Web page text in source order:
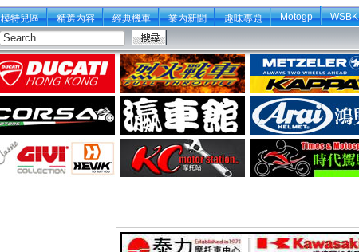
模特兒區 精選內容 經典機車 業內新聞 趣味專題 Motogp WSBK